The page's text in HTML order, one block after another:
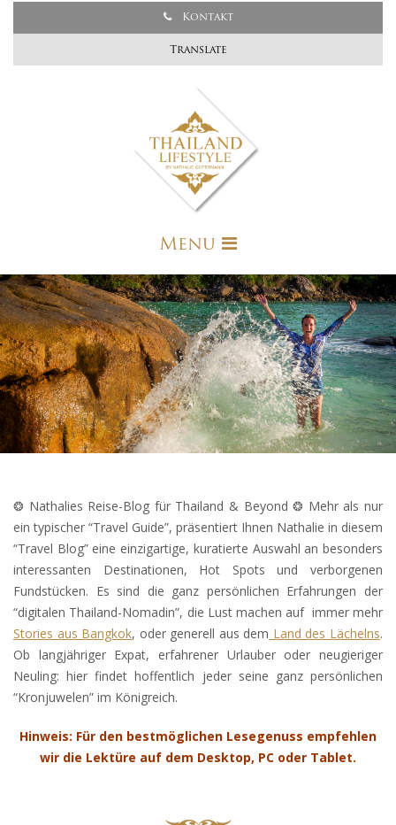
Kontakt
Translate
Menu
❂ Nathalies Reise-Blog für Thailand & Beyond ❂ Mehr als nur
ein typischer “Travel Guide”, präsentiert Ihnen Nathalie in diesem
“Travel Blog” eine einzigartige, kuratierte Auswahl an besonders
interessanten Destinationen, Hot Spots und verborgenen
Fundstücken. Es sind die ganz persönlichen Erfahrungen der
“digitalen Thailand-Nomadin”, die Lust machen auf immer mehr
Stories aus Bangkok, oder generell aus dem Land des Lächelns.
Ob langjähriger Expat, erfahrener Urlauber oder neugieriger
Neuling: hier findet hoffentlich jeder seine ganz persönlichen
“Kronjuwelen” im Königreich.
Hinweis: Für den bestmöglichen Lesegenuss empfehlen
wir die Lektüre auf dem Desktop, PC oder Tablet.